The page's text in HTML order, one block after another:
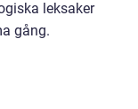
leksaker
gång.